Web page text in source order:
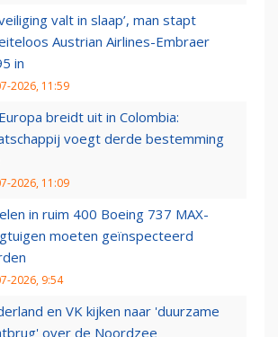
valt in slaap’, man stapt
Austrian Airlines-Embraer
in
2026, 11:59
breidt uit in Colombia:
voegt derde bestemming
2026, 11:09
in ruim 400 Boeing 737 MAX-
moeten geïnspecteerd
2026, 9:54
en VK kijken naar 'duurzame
over de Noordzee